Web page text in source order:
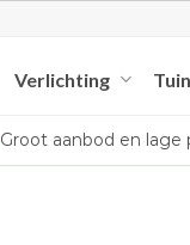
Verlichting
Groot aanbod en lage